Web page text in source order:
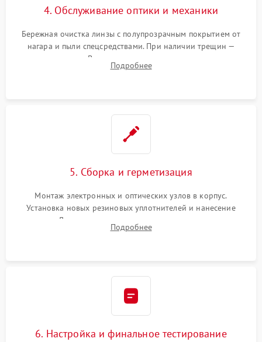
4. Обслуживание оптики и механики
Бережная очистка линзы с полупрозрачным покрытием от
нагара и пыли спецсредствами. При наличии трещин —
замена стекла. Восстановление или замена пружин и
резьбовых элементов в механизме ввода поправок для
Подробнее
5. Сборка и герметизация
Монтаж электронных и оптических узлов в корпус.
Установка новых резиновых уплотнителей и нанесение
герметика. Для закрытых коллиматоров — вакуумирование и
заполнение инертным газом для исключения запотевания
Подробнее
6. Настройка и финальное тестирование